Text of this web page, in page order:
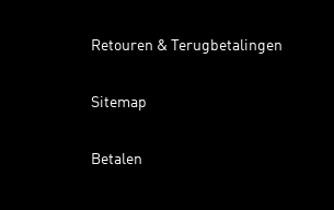
Retouren & Terugbetalingen
Sitemap
Betalen